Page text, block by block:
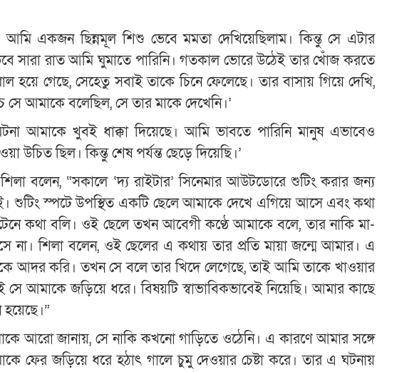
আমি একজন ছিন্নমূল শিশু ভেবে মমতা দেখিয়েছিলাম। কিন্তু সে এটার
সারা রাত আমি ঘুমাতে পারিনি। গতকাল ভোরে উঠেই তার খোঁজ করতে
হয়ে গেছে, সেহেতু সবাই তাকে চিনে ফেলেছে। তার বাসায় গিয়ে দেখি,
সে আমাকে বলেছিল, সে তার মাকে দেখেনি।’
আমাকে খুবই ধাক্কা দিয়েছে। আমি ভাবতে পারিনি মানুষ এভাবেও
উচিত ছিল। কিন্তু শেষ পর্যন্ত ছেড়ে দিয়েছি।’
বলেন, “সকালে ‘দ্য রাইটার’ সিনেমার আউটডোরে শুটিং করার জন্য
শুটিং স্পটে উপস্থিত একটি ছেলে আমাকে দেখে এগিয়ে আসে এবং কথা
কথা বলি। ওই ছেলে তখন আবেগী কণ্ঠে আমাকে বলে, তার নাকি মা-
না। শিলা বলেন, ওই ছেলের এ কথায় তার প্রতি মায়া জন্মে আমার। এ
আদর করি। তখন সে বলে তার খিদে লেগেছে, তাই আমি তাকে খাওয়ার
আমাকে জড়িয়ে ধরে। বিষয়টি স্বাভাবিকভাবেই নিয়েছি। আমার কাছে
আরো জানায়, সে নাকি কখনো গাড়িতে ওঠেনি। এ কারণে আমার সঙ্গে
ফের জড়িয়ে ধরে হঠাৎ গালে চুমু দেওয়ার চেষ্টা করে। তার এ ঘটনায়